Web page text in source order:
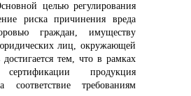
регулирования
риска причинения вреда
граждан, имуществу
лиц, окружающей
тем, что в рамках
сертификации продукция
соответствие требованиям